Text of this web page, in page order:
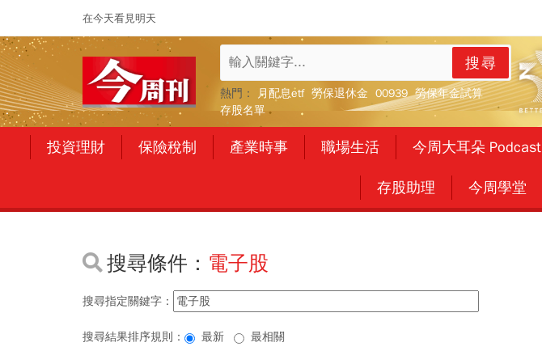
在今天看見明天
搜尋
熱門： 月配息etf 勞保退休金 00939 勞保年金試算
存股名單
投資理財 保險稅制 產業時事 職場生活 今周大耳朵 Podcast
存股助理 今周學堂
搜尋條件： 電子股
搜尋指定關鍵字：
搜尋結果排序規則： 最新 最相關